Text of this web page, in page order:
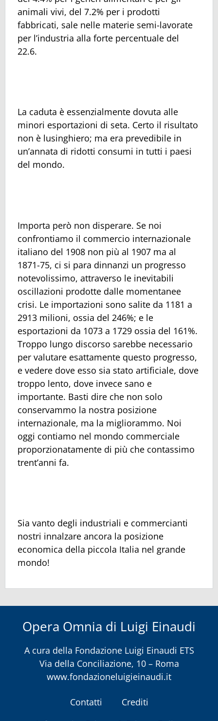
animali vivi, del 7.2% per i prodotti
fabbricati, sale nelle materie semi-lavorate
per l’industria alla forte percentuale del
22.6.
La caduta è essenzialmente dovuta alle
minori esportazioni di seta. Certo il risultato
non è lusinghiero; ma era prevedibile in
un’annata di ridotti consumi in tutti i paesi
del mondo.
Importa però non disperare. Se noi
confrontiamo il commercio internazionale
italiano del 1908 non più al 1907 ma al
1871-75, ci si para dinnanzi un progresso
notevolissimo, attraverso le inevitabili
oscillazioni prodotte dalle momentanee
crisi. Le importazioni sono salite da 1181 a
2913 milioni, ossia del 246%; e le
esportazioni da 1073 a 1729 ossia del 161%.
Troppo lungo discorso sarebbe necessario
per valutare esattamente questo progresso,
e vedere dove esso sia stato artificiale, dove
troppo lento, dove invece sano e
importante. Basti dire che non solo
conservammo la nostra posizione
internazionale, ma la migliorammo. Noi
oggi contiamo nel mondo commerciale
proporzionatamente di più che contassimo
trent’anni fa.
Sia vanto degli industriali e commercianti
nostri innalzare ancora la posizione
economica della piccola Italia nel grande
mondo!
Opera Omnia di Luigi Einaudi
A cura della Fondazione Luigi Einaudi ETS
Via della Conciliazione, 10 – Roma
www.fondazioneluigieinaudi.it
Contatti
Crediti